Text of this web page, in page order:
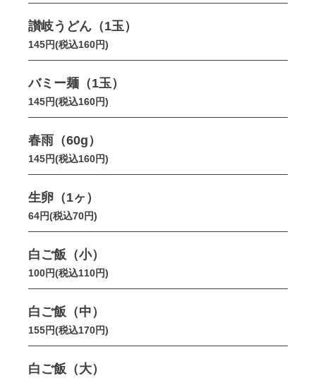
讃岐うどん（1玉）
145円(税込160円)
バミー麺（1玉）
145円(税込160円)
春雨（60g）
145円(税込160円)
生卵（1ヶ）
64円(税込70円)
白ご飯（小）
100円(税込110円)
白ご飯（中）
155円(税込170円)
白ご飯（大）